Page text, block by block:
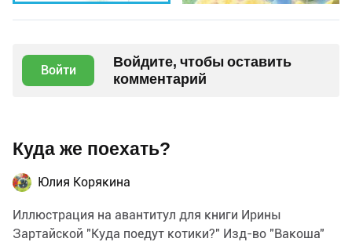
Войти
Войдите, чтобы оставить
комментарий
Куда же поехать?
Юлия Корякина
Иллюстрация на авантитул для книги Ирины
Зартайской "Куда поедут котики?" Изд-во "Вакоша"